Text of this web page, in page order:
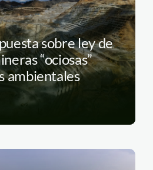
sobre ley de
“ociosas”
ambientales